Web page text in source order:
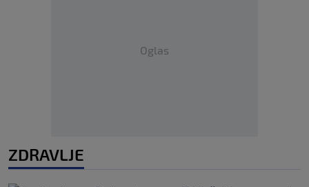
Oglas
ZDRAVLJE